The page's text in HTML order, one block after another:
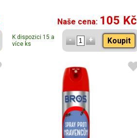
Naše cena: 105 Kč
K dispozici 15 a
více ks
Koupit